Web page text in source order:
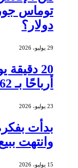
دولار؟
29 يوليو، 2026
20
أرباحًا بـ 462 ألف دولار من الشموع
23 يوليو، 2026
بدأت
وانتهت ببيع
15 يوليو، 2026